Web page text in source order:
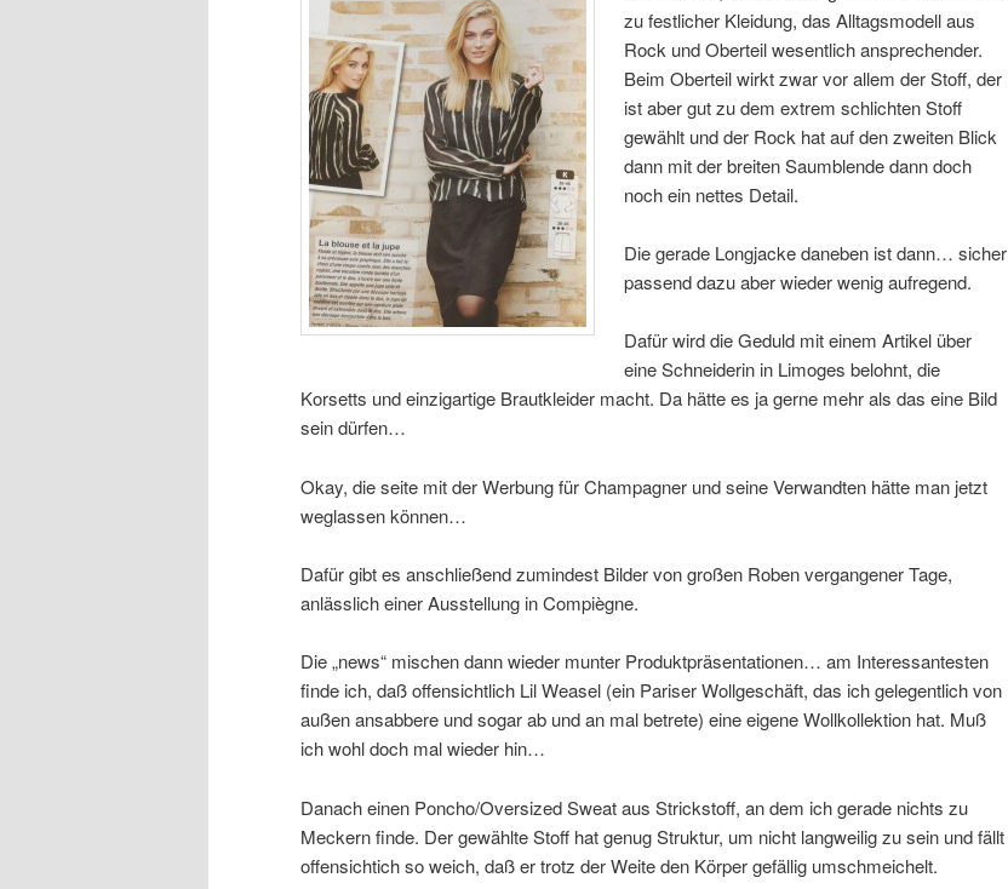
zu festlicher Kleidung, das Alltagsmodell aus
Rock und Oberteil wesentlich ansprechender.
Beim Oberteil wirkt zwar vor allem der Stoff, der
ist aber gut zu dem extrem schlichten Stoff
gewählt und der Rock hat auf den zweiten Blick
dann mit der breiten Saumblende dann doch
noch ein nettes Detail.
Die gerade Longjacke daneben ist dann… sicher
passend dazu aber wieder wenig aufregend.
Dafür wird die Geduld mit einem Artikel über
eine Schneiderin in Limoges belohnt, die
Korsetts und einzigartige Brautkleider macht. Da hätte es ja gerne mehr als das eine Bild
sein dürfen…
Okay, die seite mit der Werbung für Champagner und seine Verwandten hätte man jetzt
weglassen können…
Dafür gibt es anschließend zumindest Bilder von großen Roben vergangener Tage,
anlässlich einer Ausstellung in Compiègne.
Die „news“ mischen dann wieder munter Produktpräsentationen… am Interessantesten
finde ich, daß offensichtlich Lil Weasel (ein Pariser Wollgeschäft, das ich gelegentlich von
außen ansabbere und sogar ab und an mal betrete) eine eigene Wollkollektion hat. Muß
ich wohl doch mal wieder hin…
Danach einen Poncho/Oversized Sweat aus Strickstoff, an dem ich gerade nichts zu
Meckern finde. Der gewählte Stoff hat genug Struktur, um nicht langweilig zu sein und fällt
offensichtich so weich, daß er trotz der Weite den Körper gefällig umschmeichelt.